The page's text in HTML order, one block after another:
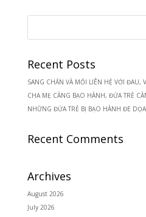
Recent Posts
SANG CHẤN VÀ MỐI LIÊN HỆ VỚI ĐAU,
CHA MẸ CÀNG BẠO HÀNH, ĐỨA TRẺ
NHỮNG ĐỨA TRẺ BỊ BẠO HÀNH ĐE
Recent Comments
Archives
August 2026
July 2026